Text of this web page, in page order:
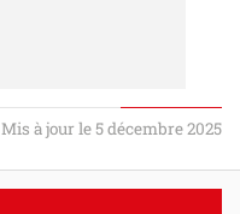
Mis à jour le 5 décembre 2025